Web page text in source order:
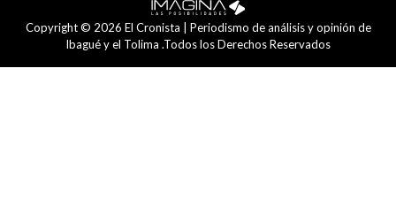
Copyright © 2026 El Cronista | Periodismo de análisis y opinión de
Ibagué y el Tolima .Todos los Derechos Reservados